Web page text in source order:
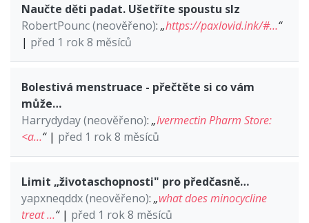
Naučte děti padat. Ušetříte spoustu slz
RobertPounc (neověřeno): „https://paxlovid.ink/#…“
| před 1 rok 8 měsíců
Bolestivá menstruace - přečtěte si co vám
může…
Harrydyday (neověřeno): „Ivermectin Pharm Store:
<a…“| před 1 rok 8 měsíců
Limit „životaschopnosti" pro předčasně…
yapxneqddx (neověřeno): „what does minocycline
treat …“| před 1 rok 8 měsíců